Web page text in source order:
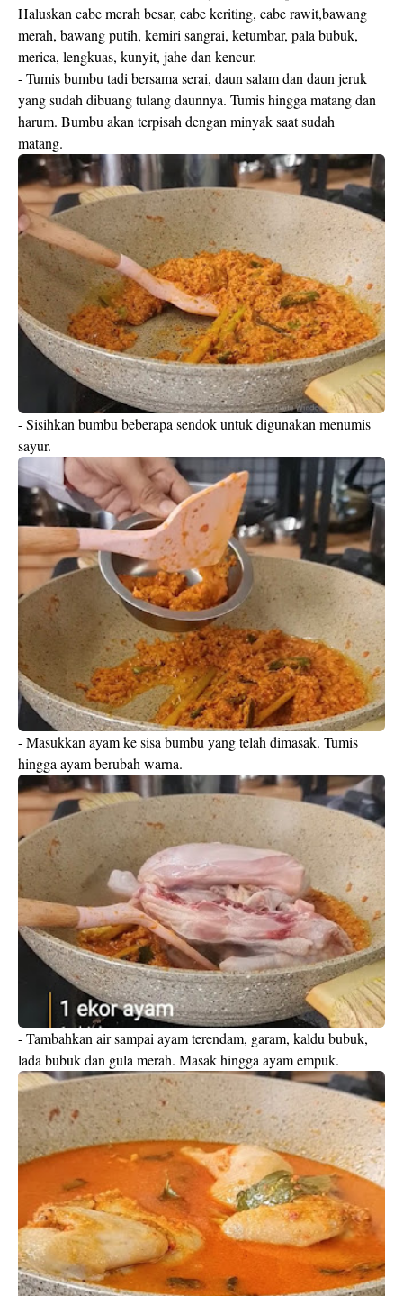
Haluskan cabe merah besar, cabe keriting, cabe rawit,bawang
merah, bawang putih, kemiri sangrai, ketumbar, pala bubuk,
merica, lengkuas, kunyit, jahe dan kencur.
- Tumis bumbu tadi bersama serai, daun salam dan daun jeruk
yang sudah dibuang tulang daunnya. Tumis hingga matang dan
harum. Bumbu akan terpisah dengan minyak saat sudah
matang.
- Sisihkan bumbu beberapa sendok untuk digunakan menumis
sayur.
- Masukkan ayam ke sisa bumbu yang telah dimasak. Tumis
hingga ayam berubah warna.
- Tambahkan air sampai ayam terendam, garam, kaldu bubuk,
lada bubuk dan gula merah. Masak hingga ayam empuk.